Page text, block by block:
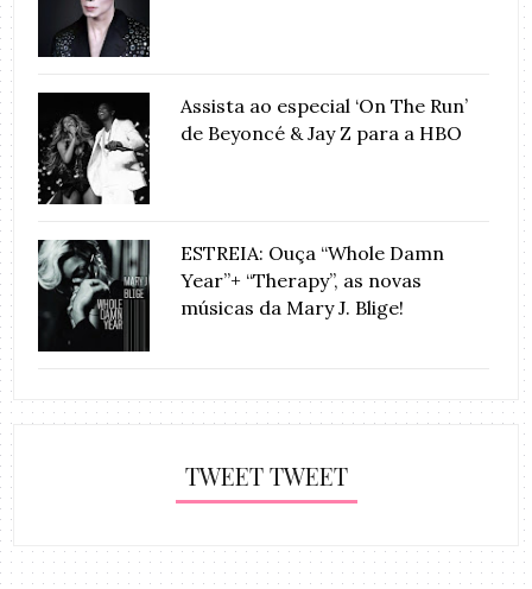
Assista ao especial ‘On The Run’
de Beyoncé & Jay Z para a HBO
ESTREIA: Ouça “Whole Damn
Year”+ “Therapy”, as novas
músicas da Mary J. Blige!
TWEET TWEET